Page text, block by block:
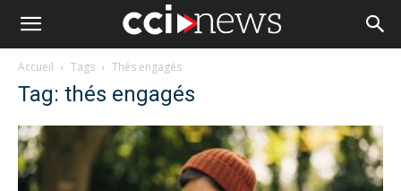
Accueil Tags Thés engagés
Tag: thés engagés